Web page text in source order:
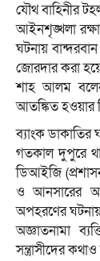
যৌথ বাহিনীর
আইনশৃঙ্খলা
ঘটনায়
জোরদার করা
শাহ আলম
আতঙ্কিত হওয়ার
ব্যাংক ডাকাতির
গতকাল দুপুরে
ডিআইজি
ও আনসারের
অপহরণের
অজ্ঞাতনামা
সন্ত্রাসীদের